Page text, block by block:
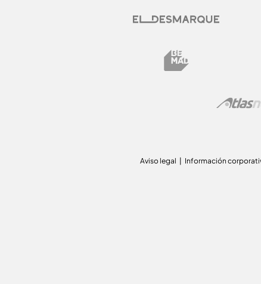
Aviso legal Información